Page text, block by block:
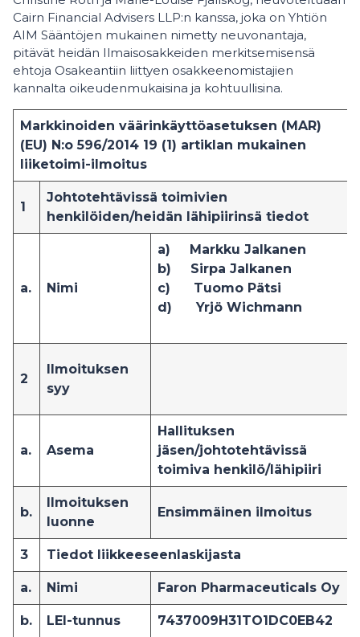
Cairn Financial Advisers LLP:n kanssa, joka on Yhtiön
AIM Sääntöjen mukainen nimetty neuvonantaja,
pitävät heidän Ilmaisosakkeiden merkitsemisensä
ehtoja Osakeantiin liittyen osakkeenomistajien
kannalta oikeudenmukaisina ja kohtuullisina.
Markkinoiden väärinkäyttöasetuksen (MAR)
(EU) N:o 596/2014 19 (1) artiklan mukainen
liiketoimi-ilmoitus
1
Johtotehtävissä toimivien
henkilöiden/heidän lähipiirinsä tiedot
a. Nimi
a)
Markku Jalkanen
b)
Sirpa Jalkanen
c)
Tuomo Pätsi
d) Yrjö Wichmann
2
Ilmoituksen
syy
a. Asema
Hallituksen
jäsen/johtotehtävissä
toimiva henkilö/lähipiiri
b.
Ilmoituksen
luonne
Ensimmäinen ilmoitus
3 Tiedot liikkeeseenlaskijasta
a. Nimi Faron Pharmaceuticals Oy
b. LEI-tunnus 7437009H31TO1DC0EB42